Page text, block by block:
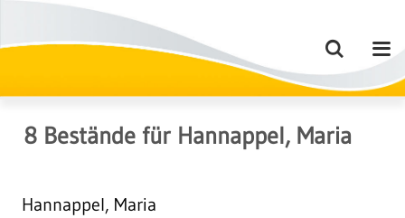
8 Bestände für Hannappel, Maria
Hannappel, Maria